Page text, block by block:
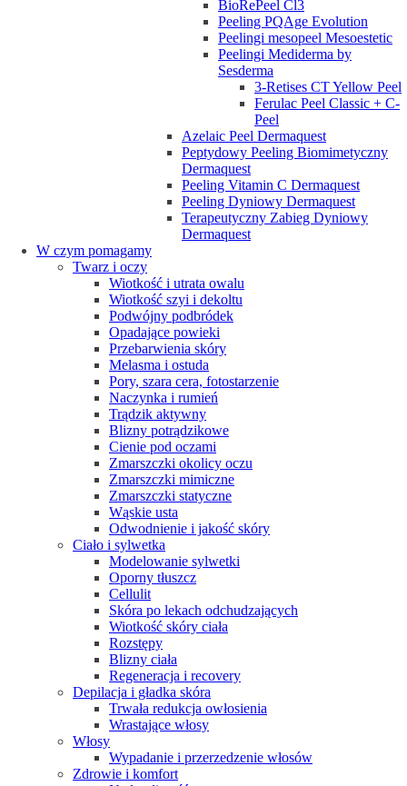
BioRePeel Cl3
Peeling PQAge Evolution
Peelingi mesopeel Mesoestetic
Peelingi Mediderma by
Sesderma
3-Retises CT Yellow Peel
Ferulac Peel Classic + C-
Peel
Azelaic Peel Dermaquest
Peptydowy Peeling Biomimetyczny
Dermaquest
Peeling Vitamin C Dermaquest
Peeling Dyniowy Dermaquest
Terapeutyczny Zabieg Dyniowy
Dermaquest
W czym pomagamy
Twarz i oczy
Wiotkość i utrata owalu
Wiotkość szyi i dekoltu
Podwójny podbródek
Opadające powieki
Przebarwienia skóry
Melasma i ostuda
Pory, szara cera, fotostarzenie
Naczynka i rumień
Trądzik aktywny
Blizny potrądzikowe
Cienie pod oczami
Zmarszczki okolicy oczu
Zmarszczki mimiczne
Zmarszczki statyczne
Wąskie usta
Odwodnienie i jakość skóry
Ciało i sylwetka
Modelowanie sylwetki
Oporny tłuszcz
Cellulit
Skóra po lekach odchudzających
Wiotkość skóry ciała
Rozstępy
Blizny ciała
Regeneracja i recovery
Depilacja i gładka skóra
Trwała redukcja owłosienia
Wrastające włosy
Włosy
Wypadanie i przerzedzenie włosów
Zdrowie i komfort